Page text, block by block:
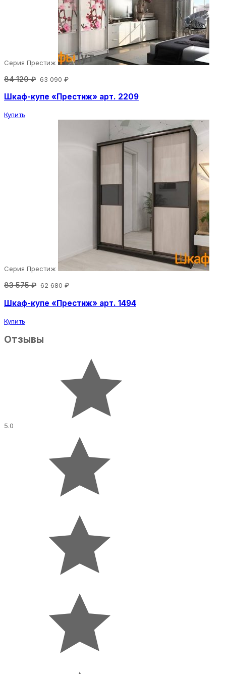
Серия Престиж
84 120 ₽ 63 090 ₽
Шкаф-купе «Престиж» арт. 2209
Купить
Серия Престиж
83 575 ₽ 62 680 ₽
Шкаф-купе «Престиж» арт. 1494
Купить
Отзывы
5.0